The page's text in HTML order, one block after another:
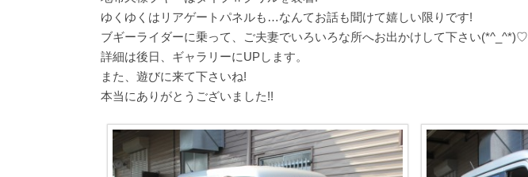
ゆくゆくはリアゲートパネルも…なんてお話も聞けて嬉しい限りです!
ブギーライダーに乗って、ご夫妻でいろいろな所へお出かけして下さい(*^_^*)♡
詳細は後日、ギャラリーにUPします。
また、遊びに来て下さいね!
本当にありがとうございました!!